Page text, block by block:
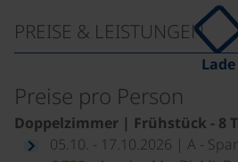
Lade
PREISE & LEISTUNGEN
Preise pro Person
Doppelzimmer | Frühstück - 8
05.10. - 17.10.2026 | A -